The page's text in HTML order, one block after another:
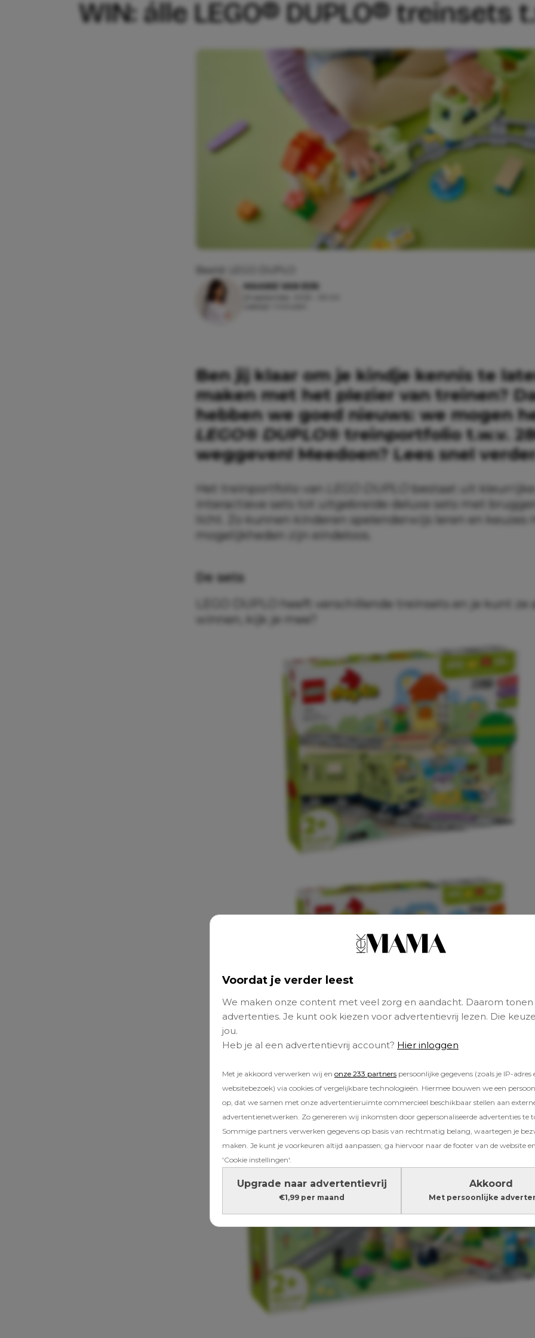
Voordat je verder leest
We maken onze content met veel zorg en aandacht. Daarom tonen
advertenties. Je kunt ook kiezen voor advertentievrij lezen. Die
jou.
Heb je al een advertentievrij account? Hier inloggen
Met je akkoord verwerken wij en onze 233 partners persoonlijke gegevens (zoals je IP-adres
websitebezoek) via cookies of vergelijkbare technologieën. Hiermee bouwen we een
op, dat we samen met onze advertentieruimte commercieel beschikbaar stellen aan
advertentienetwerken. Zo genereren wij inkomsten door gepersonaliseerde advertenties te
Sommige partners verwerken gegevens op basis van rechtmatig belang, waartegen je
maken. Je kunt je voorkeuren altijd aanpassen; ga hiervoor naar de footer van de website
'Cookie instellingen'.
Upgrade naar advertentievrij
€1,99 per maand
Akkoord
Met persoonlijke
WIN: álle LEGO® DUPLO® treinsets
MAAIKE VAN EIJK
Ben jij klaar om je kindje kennis te
maken met het plezier van treinen?
hebben we goed nieuws: we mogen
LEGO® DUPLO® treinportfolio t.w.v.
weggeven! Meedoen? Lees snel
Het treinportfolio van
bestaat uit kleurrijke
interactieve sets tot uitgebreide deluxe sets met
licht. Zo kunnen kinderen spelenderwijs leren en keuzes
mogelijkheden zijn eindeloos.
De sets
LEGO DUPLO heeft verschillende treinsets en je kunt ze
winnen, kijk je mee?